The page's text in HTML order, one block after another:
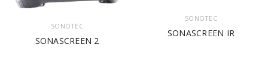
SONOTEC
SONASCREEN 2
SONOTEC
SONASCREEN IR